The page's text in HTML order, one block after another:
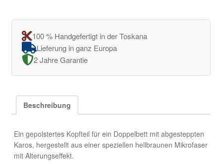
100 % Handgefertigt in der Toskana
Lieferung in ganz Europa
2 Jahre Garantie
Beschreibung
Ein gepolstertes Kopfteil für ein Doppelbett mit abgesteppten
Karos, hergestellt aus einer speziellen hellbraunen Mikrofaser
mit Alterungseffekt.